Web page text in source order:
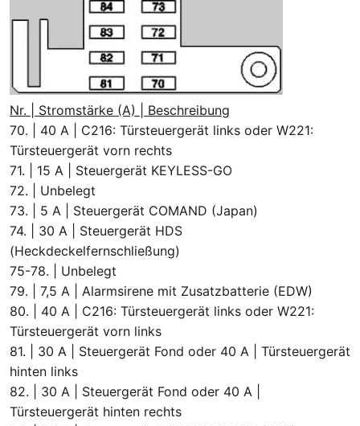
Nr. | Stromstärke (A) | Beschreibung
70. | 40 A | C216: Türsteuergerät links oder W221:
Türsteuergerät vorn rechts
71. | 15 A | Steuergerät KEYLESS-GO
72. | Unbelegt
73. | 5 A | Steuergerät COMAND (Japan)
74. | 30 A | Steuergerät HDS
(Heckdeckelfernschließung)
75-78. | Unbelegt
79. | 7,5 A | Alarmsirene mit Zusatzbatterie (EDW)
80. | 40 A | C216: Türsteuergerät links oder W221:
Türsteuergerät vorn links
81. | 30 A | Steuergerät Fond oder 40 A | Türsteuergerät
hinten links
82. | 30 A | Steuergerät Fond oder 40 A |
Türsteuergerät hinten rechts